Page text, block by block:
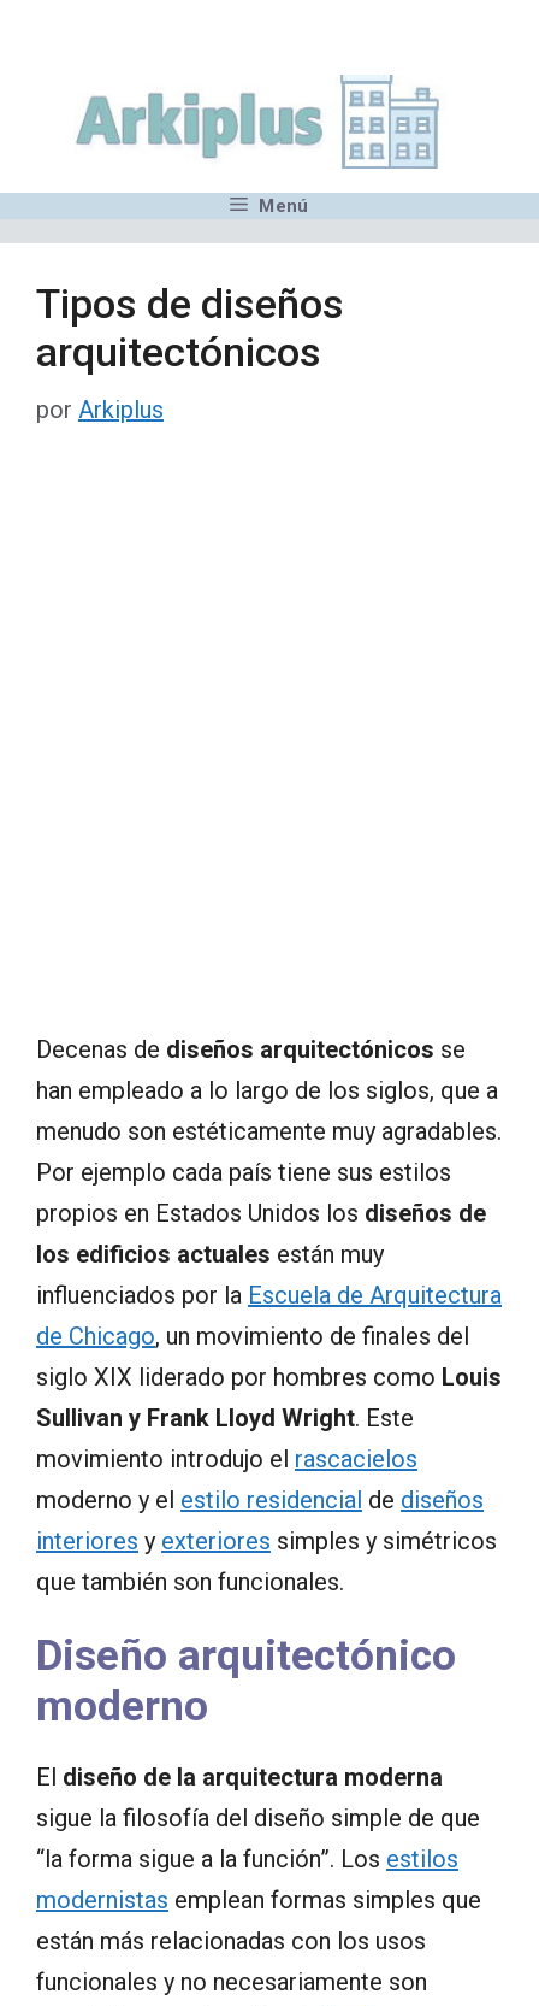
contenido
Menú
Tipos de diseños
arquitectónicos
por Arkiplus
Decenas de diseños arquitectónicos se
han empleado a lo largo de los siglos, que a
menudo son estéticamente muy agradables.
Por ejemplo cada país tiene sus estilos
propios en Estados Unidos los diseños de
los edificios actuales están muy
influenciados por la Escuela de Arquitectura
de Chicago, un movimiento de finales del
siglo XIX liderado por hombres como Louis
Sullivan y Frank Lloyd Wright. Este
movimiento introdujo el rascacielos
moderno y el estilo residencial de diseños
interiores y exteriores simples y simétricos
que también son funcionales.
Diseño arquitectónico
moderno
El diseño de la arquitectura moderna
sigue la filosofía del diseño simple de que
“la forma sigue a la función”. Los estilos
modernistas emplean formas simples que
están más relacionadas con los usos
funcionales y no necesariamente son